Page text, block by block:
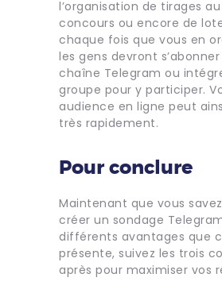
l’organisation de tirages
concours ou encore de
chaque fois que vous en
les gens devront
chaîne Telegram ou
groupe pour y participer.
audience en ligne peut
très rapidement.
Pour conclure
Maintenant que vous
créer un sondage
différents avantages que
présente, suivez les trois
après pour maximiser vos